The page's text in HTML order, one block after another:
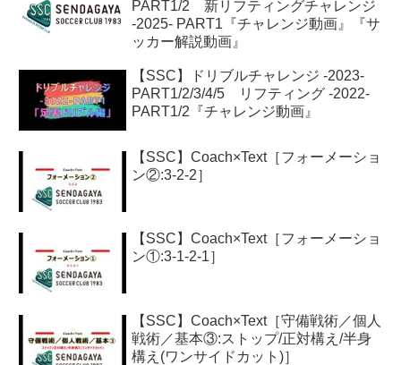
PART1/2 新リフティングチャレンジ
-2025- PART1『チャレンジ動画』『サ
ッカー解説動画』
【SSC】ドリブルチャレンジ -2023-
PART1/2/3/4/5 リフティング -2022-
PART1/2『チャレンジ動画』
【SSC】Coach×Text［フォーメーショ
ン②:3-2-2］
【SSC】Coach×Text［フォーメーショ
ン①:3-1-2-1］
【SSC】Coach×Text［守備戦術／個人
戦術／基本③:ストップ/正対構え/半身
構え(ワンサイドカット)］